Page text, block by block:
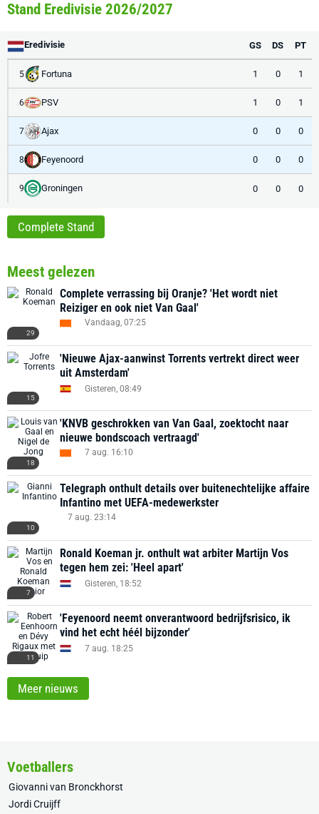
Stand Eredivisie 2026/2027
Eredivisie GS DS PT
5 Fortuna 1 0 1
6 PSV 1 0 1
7 Ajax 0 0 0
8 Feyenoord 0 0 0
9 Groningen 0 0 0
Complete Stand
Meest gelezen
29
Complete verrassing bij Oranje? 'Het wordt niet
Reiziger en ook niet Van Gaal'
Vandaag, 07:25
15
'Nieuwe Ajax-aanwinst Torrents vertrekt direct weer
uit Amsterdam'
Gisteren, 08:49
18
'KNVB geschrokken van Van Gaal, zoektocht naar
nieuwe bondscoach vertraagd'
7 aug. 16:10
10
Telegraph onthult details over buitenechtelijke affaire
Infantino met UEFA-medewerkster
7 aug. 23:14
7
Ronald Koeman jr. onthult wat arbiter Martijn Vos
tegen hem zei: 'Heel apart'
Gisteren, 18:52
11
'Feyenoord neemt onverantwoord bedrijfsrisico, ik
vind het echt héél bijzonder'
7 aug. 18:25
Meer nieuws
Voetballers
Giovanni van Bronckhorst
Jordi Cruijff